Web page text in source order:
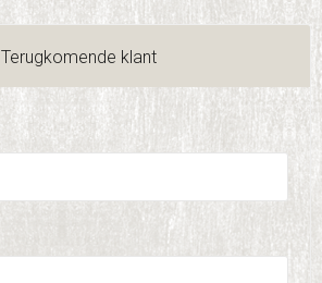
Terugkomende klant